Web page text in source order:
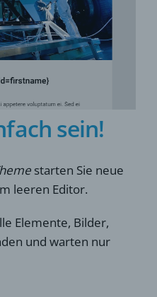
sein!
starten Sie neue
leeren Editor.
Elemente, Bilder,
und warten nur